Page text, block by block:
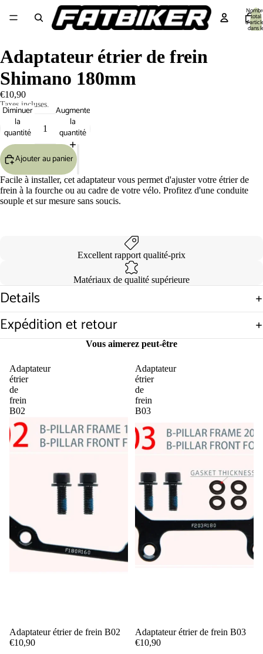
total
dans
Ouvrir
l’image
en
Adaptateur étrier de frein
Shimano 180mm
€10,90
Taxes incluses.
Diminuer
la
quantité
Augmenter
la
quantité
Ajouter au panier
Facile à installer, cet adaptateur vous permet d'ajuster votre étrier de
frein à la fourche ou au cadre de votre vélo. Profitez d'une conduite
souple et sur mesure sans soucis.
Excellent rapport qualité-prix
Matériaux de qualité supérieure
Details
Expédition et retour
Vous aimerez peut-être
Adaptateur
étrier
de
frein
B02
Adaptateur étrier de frein B02
€10,90
Adaptateur
étrier
de
frein
B03
Adaptateur étrier de frein B03
€10,90